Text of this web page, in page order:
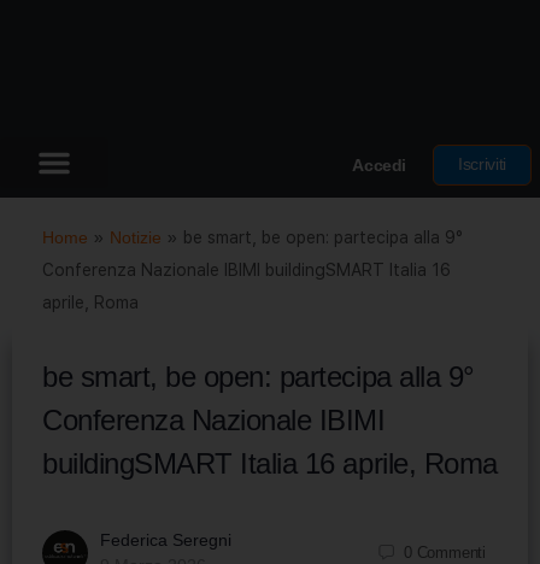
Accedi Iscriviti
Home » Notizie » be smart, be open: partecipa alla 9°
Conferenza Nazionale IBIMI buildingSMART Italia 16
aprile, Roma
be smart, be open: partecipa alla 9°
Conferenza Nazionale IBIMI
buildingSMART Italia 16 aprile, Roma
Federica Seregni
0 Commenti